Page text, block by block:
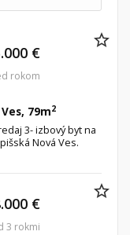
79m2
3- izbový byt na
Nová Ves.
€
rokom
€
3 rokmi